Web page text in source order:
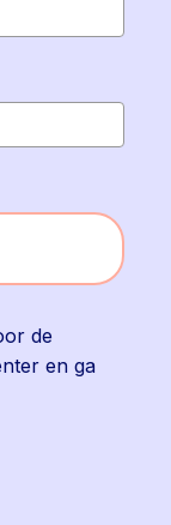
de
en ga